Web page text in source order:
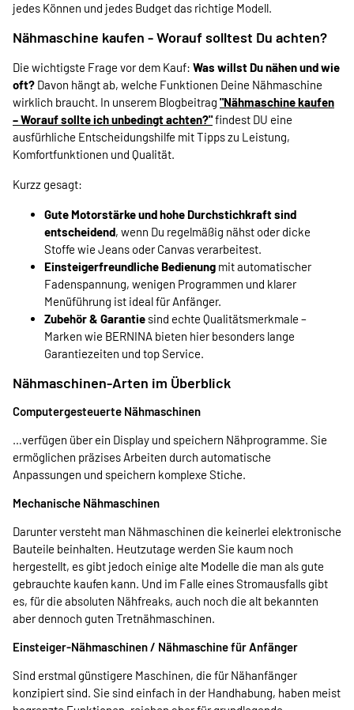
jedes Können und jedes Budget das richtige Modell.
Nähmaschine kaufen - Worauf solltest Du achten?
Die wichtigste Frage vor dem Kauf: Was willst Du nähen und wie
oft? Davon hängt ab, welche Funktionen Deine Nähmaschine
wirklich braucht. In unserem Blogbeitrag "Nähmaschine kaufen
– Worauf sollte ich unbedingt achten?"findest DU eine
ausfürhliche Entscheidungshilfe mit Tipps zu Leistung,
Komfortfunktionen und Qualität.
Kurzz gesagt:
Gute Motorstärke und hohe Durchstichkraft sind
entscheidend, wenn Du regelmäßig nähst oder dicke
Stoffe wie Jeans oder Canvas verarbeitest.
Einsteigerfreundliche Bedienung mit automatischer
Fadenspannung, wenigen Programmen und klarer
Menüführung ist ideal für Anfänger.
Zubehör & Garantie sind echte Qualitätsmerkmale –
Marken wie BERNINA bieten hier besonders lange
Garantiezeiten und top Service.
Nähmaschinen-Arten im Überblick
Computergesteuerte Nähmaschinen
…verfügen über ein Display und speichern Nähprogramme. Sie
ermöglichen präzises Arbeiten durch automatische
Anpassungen und speichern komplexe Stiche.
Mechanische Nähmaschinen
Darunter versteht man Nähmaschinen die keinerlei elektronische
Bauteile beinhalten. Heutzutage werden Sie kaum noch
hergestellt, es gibt jedoch einige alte Modelle die man als gute
gebrauchte kaufen kann. Und im Falle eines Stromausfalls gibt
es, für die absoluten Nähfreaks, auch noch die alt bekannten
aber dennoch guten Tretnähmaschinen.
Einsteiger-Nähmaschinen / Nähmaschine für Anfänger
Sind erstmal günstigere Maschinen, die für Nähanfänger
konzipiert sind. Sie sind einfach in der Handhabung, haben meist